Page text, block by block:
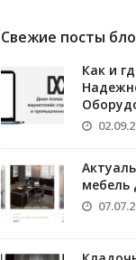
Свежие посты
Как и
мебель